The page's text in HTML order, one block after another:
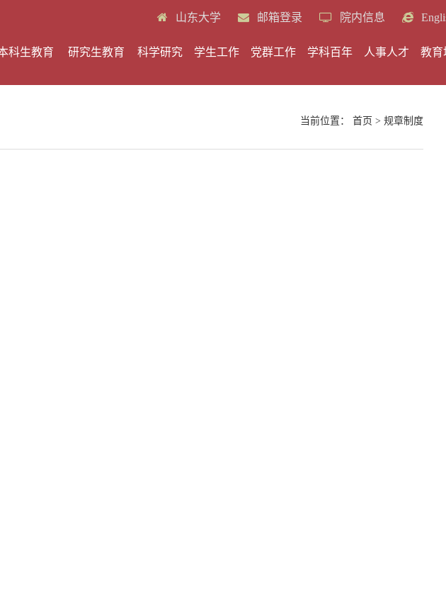
山东大学 邮箱登录 院内信息
科生教育 研究生教育 科学研究 学生工作 党群工作 学科百年 人事人才 教育
当前位置： 首页 > 规章制度